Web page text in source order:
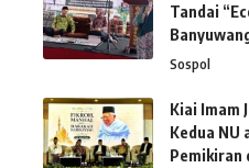
Tandai
Sospol
Kiai Imam
Kedua NU
Pemikiran